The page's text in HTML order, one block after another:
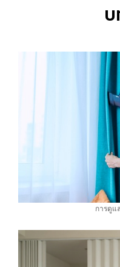
การดูแ